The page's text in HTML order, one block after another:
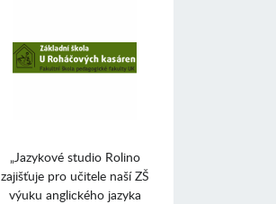
„Jazykové studio Rolino
zajišťuje pro učitele naší ZŠ
výuku anglického jazyka